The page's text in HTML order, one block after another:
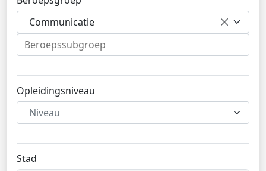
Communicatie
Opleidingsniveau
Niveau
Stad